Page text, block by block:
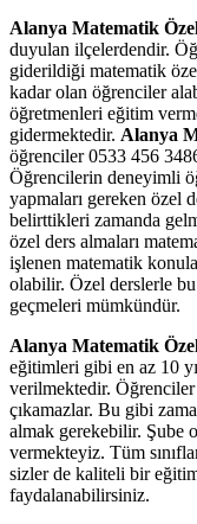
Alanya Matematik
duyulan ilçelerdendir.
giderildiği matematik
kadar olan öğrenciler
öğretmenleri eğitim
gidermektedir. Alanya
öğrenciler 0533 456
Öğrencilerin deneyimli
yapmaları gereken özel
belirttikleri zamanda
özel ders almaları
işlenen matematik
olabilir. Özel derslerle
geçmeleri mümkündür.
Alanya Matematik
eğitimleri gibi en az 10
verilmektedir.
çıkamazlar. Bu gibi
almak gerekebilir. Şube
vermekteyiz. Tüm
sizler de kaliteli bir
faydalanabilirsiniz.